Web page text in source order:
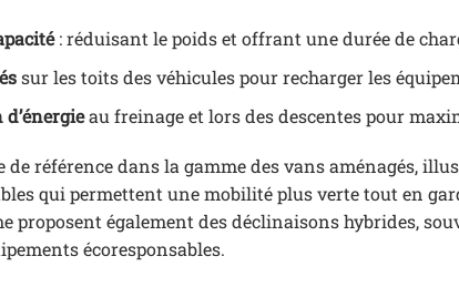
: réduisant le poids et offrant une durée de
sur les toits des véhicules pour recharger les
au freinage et lors des descentes pour
de référence dans la gamme des vans aménagés,
qui permettent une mobilité plus verte tout en
proposent également des déclinaisons hybrides,
écoresponsables.